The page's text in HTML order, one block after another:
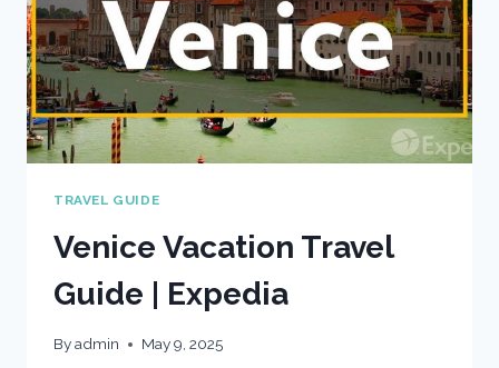
TRAVEL GUIDE
Venice Vacation Travel
Guide | Expedia
Byadmin May 9, 2025